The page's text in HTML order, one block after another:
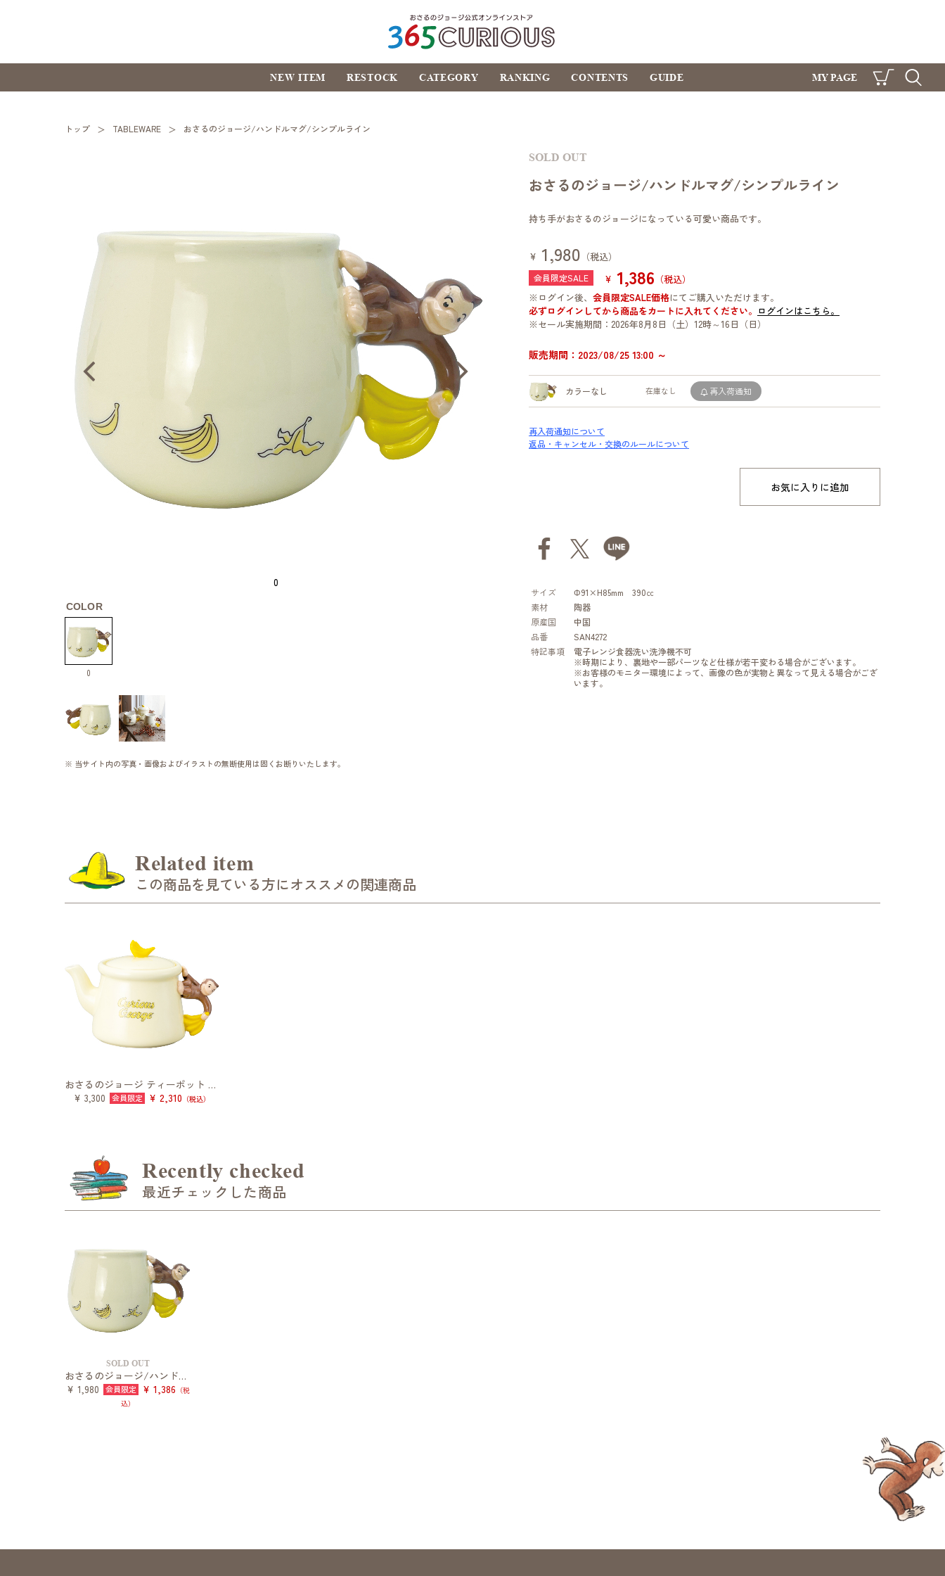
おさるのジョージ公式オ
ンラインストア
NEW ITEM RESTOCK CATEGORY RANKING CONTENTS GUIDE
MY PAGE
CART SEARCH
トップ TABLEWARE おさるのジョージ/ハンドルマグ/シンプルライン
0
COLOR
0
※ 当サイト内の写真・画像およびイラストの無断使用は固くお断りいたします。
SOLD OUT
おさるのジョージ/ハンドルマグ/シンプルライン
持ち手がおさるのジョージになっている可愛い商品です。
¥ 1,980 （税込）
¥ 1,386 （税込）
※ログイン後、 会員限定SALE価格にてご購入いただけます。
必ずログインしてから商品をカートに入れてください。 ログインはこちら。
※セール実施期間：2026年8月8日（土）12時～16日（日）
販売期間：2023/08/25 13:00 ～
カラーなし 在庫なし 再入荷通知
再入荷通知について
返品・キャンセル・交換のルールについて
お気に入りに追加
サイズ
Φ91×H85mm 390㏄
素材
陶器
原産国
中国
品番
SAN4272
特記事項
電子レンジ食器洗い洗浄機不可
※時期により、裏地や一部パーツなど仕様が若干変わる場合がございます。
※お客様のモニター環境によって、画像の色が実物と異なって見える場合がござ
います。
Related item
この商品を見ている方にオススメの関連商品
おさるのジョージ ティーポット シンプルライン
¥ 3,300 ¥ 2,310 （税込）
Recently checked
最近チェックした商品
SOLD OUT
おさるのジョージ/ハンドルマグ/シンプルライン
¥ 1,980 ¥ 1,386 （税
込）